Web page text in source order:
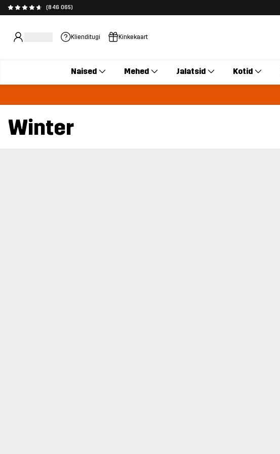
(846 065)
Klienditugi Kinkekaart
Naised Mehed Jalatsid Kotid
Winter